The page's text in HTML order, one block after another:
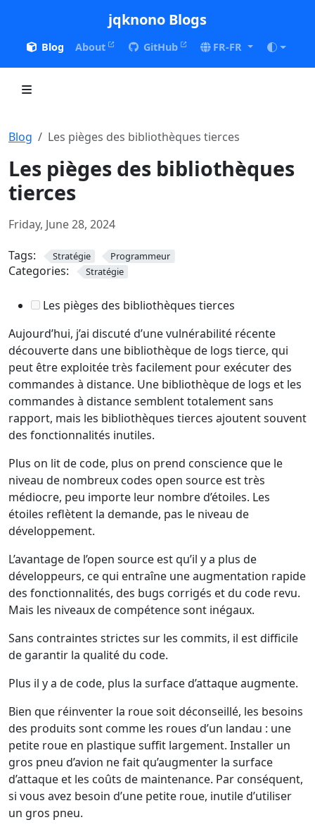
jqknono Blogs
Blog About GitHub FR-FR
Blog Les pièges des bibliothèques tierces
Les pièges des bibliothèques
tierces
Friday, June 28, 2024
Tags:
Stratégie Programmeur
Categories: Stratégie
Les pièges des bibliothèques tierces
Aujourd’hui, j’ai discuté d’une vulnérabilité récente
découverte dans une bibliothèque de logs tierce, qui
peut être exploitée très facilement pour exécuter des
commandes à distance. Une bibliothèque de logs et les
commandes à distance semblent totalement sans
rapport, mais les bibliothèques tierces ajoutent souvent
des fonctionnalités inutiles.
Plus on lit de code, plus on prend conscience que le
niveau de nombreux codes open source est très
médiocre, peu importe leur nombre d’étoiles. Les
étoiles reflètent la demande, pas le niveau de
développement.
L’avantage de l’open source est qu’il y a plus de
développeurs, ce qui entraîne une augmentation rapide
des fonctionnalités, des bugs corrigés et du code revu.
Mais les niveaux de compétence sont inégaux.
Sans contraintes strictes sur les commits, il est difficile
de garantir la qualité du code.
Plus il y a de code, plus la surface d’attaque augmente.
Bien que réinventer la roue soit déconseillé, les besoins
des produits sont comme les roues d’un landau : une
petite roue en plastique suffit largement. Installer un
gros pneu d’avion ne fait qu’augmenter la surface
d’attaque et les coûts de maintenance. Par conséquent,
si vous avez besoin d’une petite roue, inutile d’utiliser
un gros pneu.